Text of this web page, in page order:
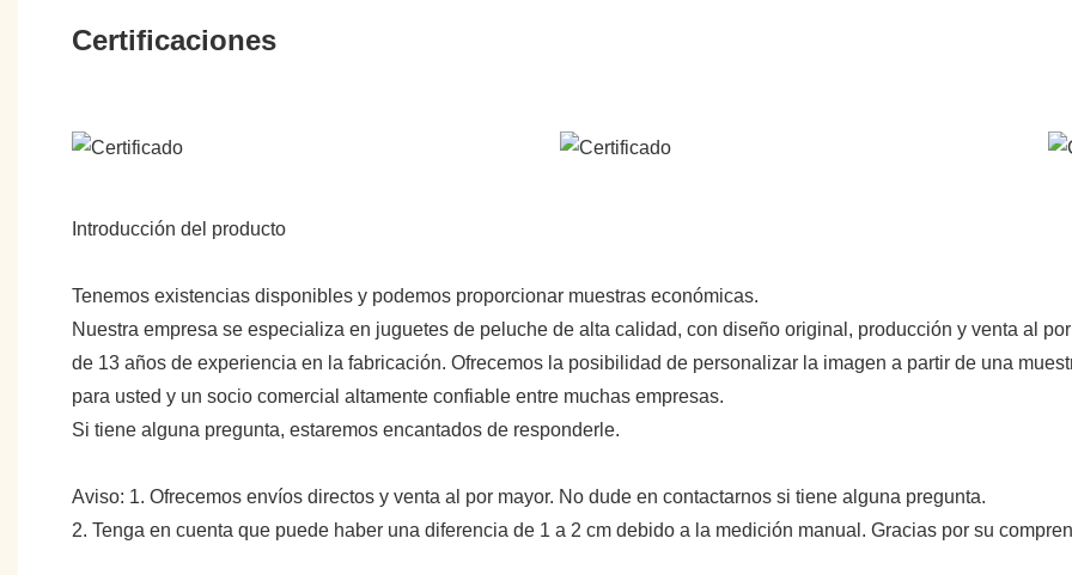
Certificaciones
Introducción del producto
Tenemos existencias disponibles y podemos proporcionar muestras económicas.
Nuestra empresa se especializa en juguetes de peluche de alta calidad, con diseño original, producción y venta al
de 13 años de experiencia en la fabricación. Ofrecemos la posibilidad de personalizar la imagen a partir de una
para usted y un socio comercial altamente confiable entre muchas empresas.
Si tiene alguna pregunta, estaremos encantados de responderle.
Aviso: 1. Ofrecemos envíos directos y venta al por mayor. No dude en contactarnos si tiene alguna pregunta.
2. Tenga en cuenta que puede haber una diferencia de 1 a 2 cm debido a la medición manual. Gracias por su